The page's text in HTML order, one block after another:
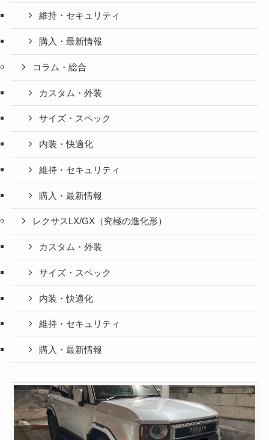
維持・セキュリティ
購入・最新情報
コラム・総合
カスタム・外装
サイズ・スペック
内装・快適化
維持・セキュリティ
購入・最新情報
レクサスLX/GX（究極の進化形）
カスタム・外装
サイズ・スペック
内装・快適化
維持・セキュリティ
購入・最新情報